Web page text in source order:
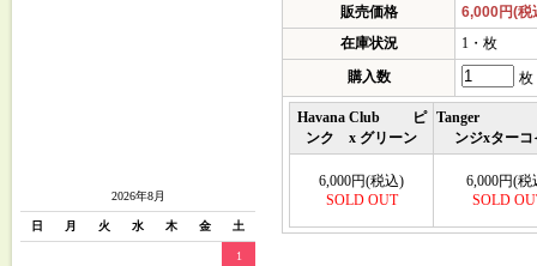
2026年8月
日 月 火 水 木 金 土
1
販売価格
6,000円(税
在庫状況
1・枚
購入数
枚
Havana Club ピ
ンク x グリーン
Tanger
ンジxターコ
6,000円(税込)
SOLD OUT
6,000円(税
SOLD